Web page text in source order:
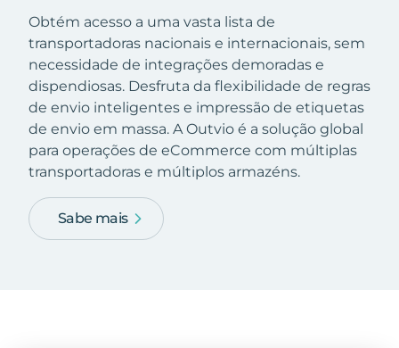
Obtém acesso a uma vasta lista de
transportadoras nacionais e internacionais, sem
necessidade de integrações demoradas e
dispendiosas. Desfruta da flexibilidade de regras
de envio inteligentes e impressão de etiquetas
de envio em massa. A Outvio é a solução global
para operações de eCommerce com múltiplas
transportadoras e múltiplos armazéns.
Sabe mais